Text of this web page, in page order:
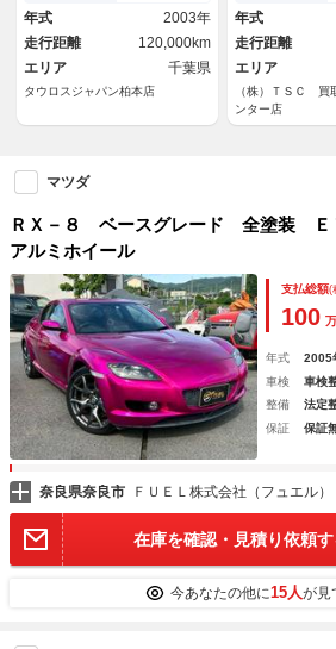
年式
2003年
走行距離
120,000km
エリア
千葉県
タウロスジャパン柏本店
バックカメラ／
ｔｈ接続可／ド
ー
年式
走行距離
エリア
（株）ＴＳＣ 買
ンター店
マツダ
ＲＸ－８ ベースグレード 全塗装
アルミホイール
支払総額(
100
年式 2005
車検
車検
整備
法定
保証
保証
奈良県奈良市 ＦＵＥＬ株式会社（フュエル）
在庫を確認・見積り依頼す
今あなたの他に15人が見